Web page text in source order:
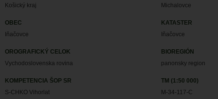
Košický kraj
Michalovce
OBEC
Iňačovce
KATASTER
Iňačovce
OROGRAFICKÝ CELOK
Vychodoslovenska rovina
BIOREGIÓN
panonsky region
KOMPETENCIA ŠOP SR
S-CHKO Vihorlat
TM (1:50 000)
M-34-117-C